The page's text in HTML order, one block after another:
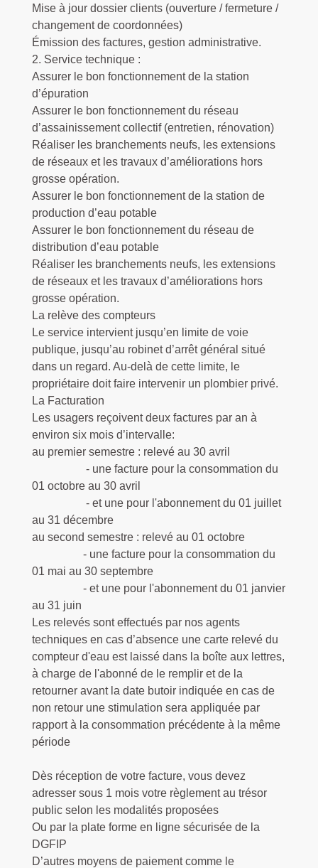
Mise à jour dossier clients (ouverture / fermeture /
changement de coordonnées)
Émission des factures, gestion administrative.
2. Service technique :
Assurer le bon fonctionnement de la station
d’épuration
Assurer le bon fonctionnement du réseau
d’assainissement collectif (entretien, rénovation)
Réaliser les branchements neufs, les extensions
de réseaux et les travaux d’améliorations hors
grosse opération.
Assurer le bon fonctionnement de la station de
production d’eau potable
Assurer le bon fonctionnement du réseau de
distribution d’eau potable
Réaliser les branchements neufs, les extensions
de réseaux et les travaux d’améliorations hors
grosse opération.
La relève des compteurs
Le service intervient jusqu’en limite de voie
publique, jusqu’au robinet d’arrêt général situé
dans un regard. Au-delà de cette limite, le
propriétaire doit faire intervenir un plombier privé.
La Facturation
Les usagers reçoivent deux factures par an à
environ six mois d’intervalle:
au premier semestre : relevé au 30 avril
- une facture pour la consommation du
01 octobre au 30 avril
- et une pour l'abonnement du 01 juillet
au 31 décembre
au second semestre : relevé au 01 octobre
- une facture pour la consommation du
01 mai au 30 septembre
- et une pour l'abonnement du 01 janvier
au 31 juin
Les relevés sont effectués par nos agents
techniques en cas d’absence une carte relevé du
compteur d'eau est laissé dans la boîte aux lettres,
à charge de l'abonné de le remplir et de la
retourner avant la date butoir indiquée en cas de
non retour une stimulation sera appliquée par
rapport à la consommation précédente à la même
période
Dès réception de votre facture, vous devez
adresser sous 1 mois votre règlement au trésor
public selon les modalités proposées
Ou par la plate forme en ligne sécurisée de la
DGFIP
D’autres moyens de paiement comme le